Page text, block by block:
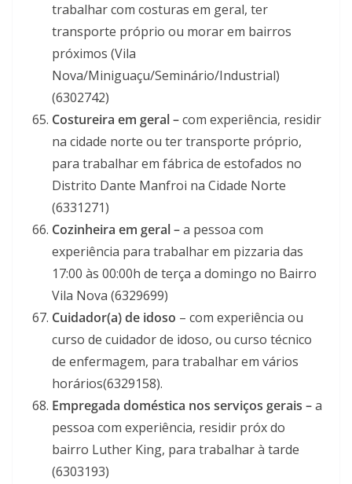
trabalhar com costuras em geral, ter
transporte próprio ou morar em bairros
próximos (Vila
Nova/Miniguaçu/Seminário/Industrial)
(6302742)
Costureira em geral –com experiência, residir
na cidade norte ou ter transporte próprio,
para trabalhar em fábrica de estofados no
Distrito Dante Manfroi na Cidade Norte
(6331271)
Cozinheira em geral –a pessoa com
experiência para trabalhar em pizzaria das
17:00 às 00:00h de terça a domingo no Bairro
Vila Nova (6329699)
Cuidador(a) de idoso – com experiência ou
curso de cuidador de idoso, ou curso técnico
de enfermagem, para trabalhar em vários
horários(6329158).
Empregada doméstica nos serviços gerais –a
pessoa com experiência, residir próx do
bairro Luther King, para trabalhar à tarde
(6303193)